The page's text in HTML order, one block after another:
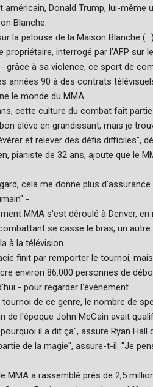
américain, Donald Trump, lui-
Blanche.
la pelouse de la Maison Blanche
propriétaire, interrogé par l'AFP sur
grâce à sa violence, ce sport de
années 90 à des contrats
le monde du MMA.
cette culture du combat fait
élève en grandissant, mais je
et relever des défis difficiles",
pianiste de 32 ans, ajoute que le
cela me donne plus
-
MMA s'est déroulé à Denver, en
se casse le bras, un
à la télévision.
finit par remporter le tournoi,
environ 86.000 personnes de
- pour regarder l'événement.
de ce genre, le nombre de
de l'époque John McCain avait
il a dit ça", assure Ryan
de la magie", assure-t-il. "Je
MMA a rassemblé près de 2,5